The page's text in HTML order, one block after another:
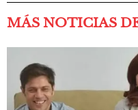
MÁS NOTICIAS